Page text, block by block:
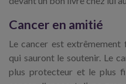
Cancer en amitié
Le cancer est
qui sauront le soutenir. Le
plus protecteur et le plus